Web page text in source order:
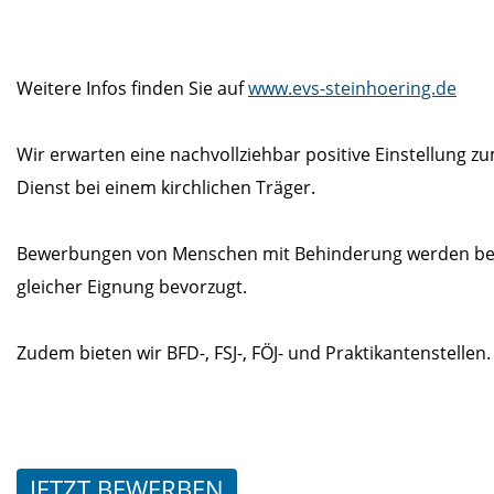
Weitere Infos finden Sie aufwww.evs-steinhoering.de
Wir erwarten eine nachvollziehbar positive Einstellung
Dienst bei einem kirchlichen Träger.
Bewerbungen von Menschen mit Behinderung werden
gleicher Eignung bevorzugt.
Zudem bieten wir BFD-, FSJ-, FÖJ- und Praktikantenstellen.